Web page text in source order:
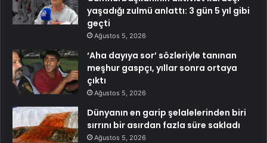
yaşadığı zulmü anlattı: 3 gün 5 yıl gibi
geçti
Ağustos 5, 2026
‘Aha dayıya sor’ sözleriyle tanınan
meşhur gaspçı, yıllar sonra ortaya
çıktı
Ağustos 5, 2026
Dünyanın en garip şelalelerinden biri
sırrını bir asırdan fazla süre sakladı
Ağustos 5, 2026